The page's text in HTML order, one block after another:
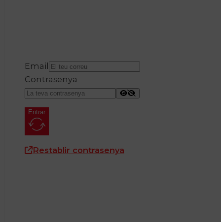
Email
Contrasenya
Entrar
Restablir contrasenya